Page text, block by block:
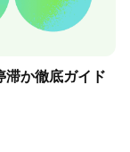
滞か徹底ガイド